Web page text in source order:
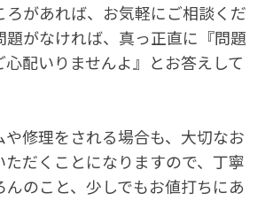
ろがあれば、お気軽にご相談くだ
題がなければ、真っ正直に『問題
心配いりませんよ』とお答えして
や修理をされる場合も、大切なお
ただくことになりますので、丁寧
んのこと、少しでもお値打ちにあ